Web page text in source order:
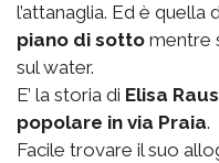
l’attanaglia. Ed è quella
piano di sotto mentre
sul water.
E’ la storia di Elisa
popolare in via Praia.
Facile trovare il suo